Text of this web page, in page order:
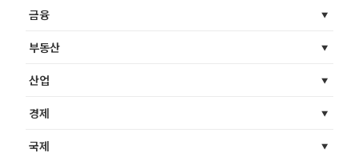
금융
부동산
산업
경제
국제